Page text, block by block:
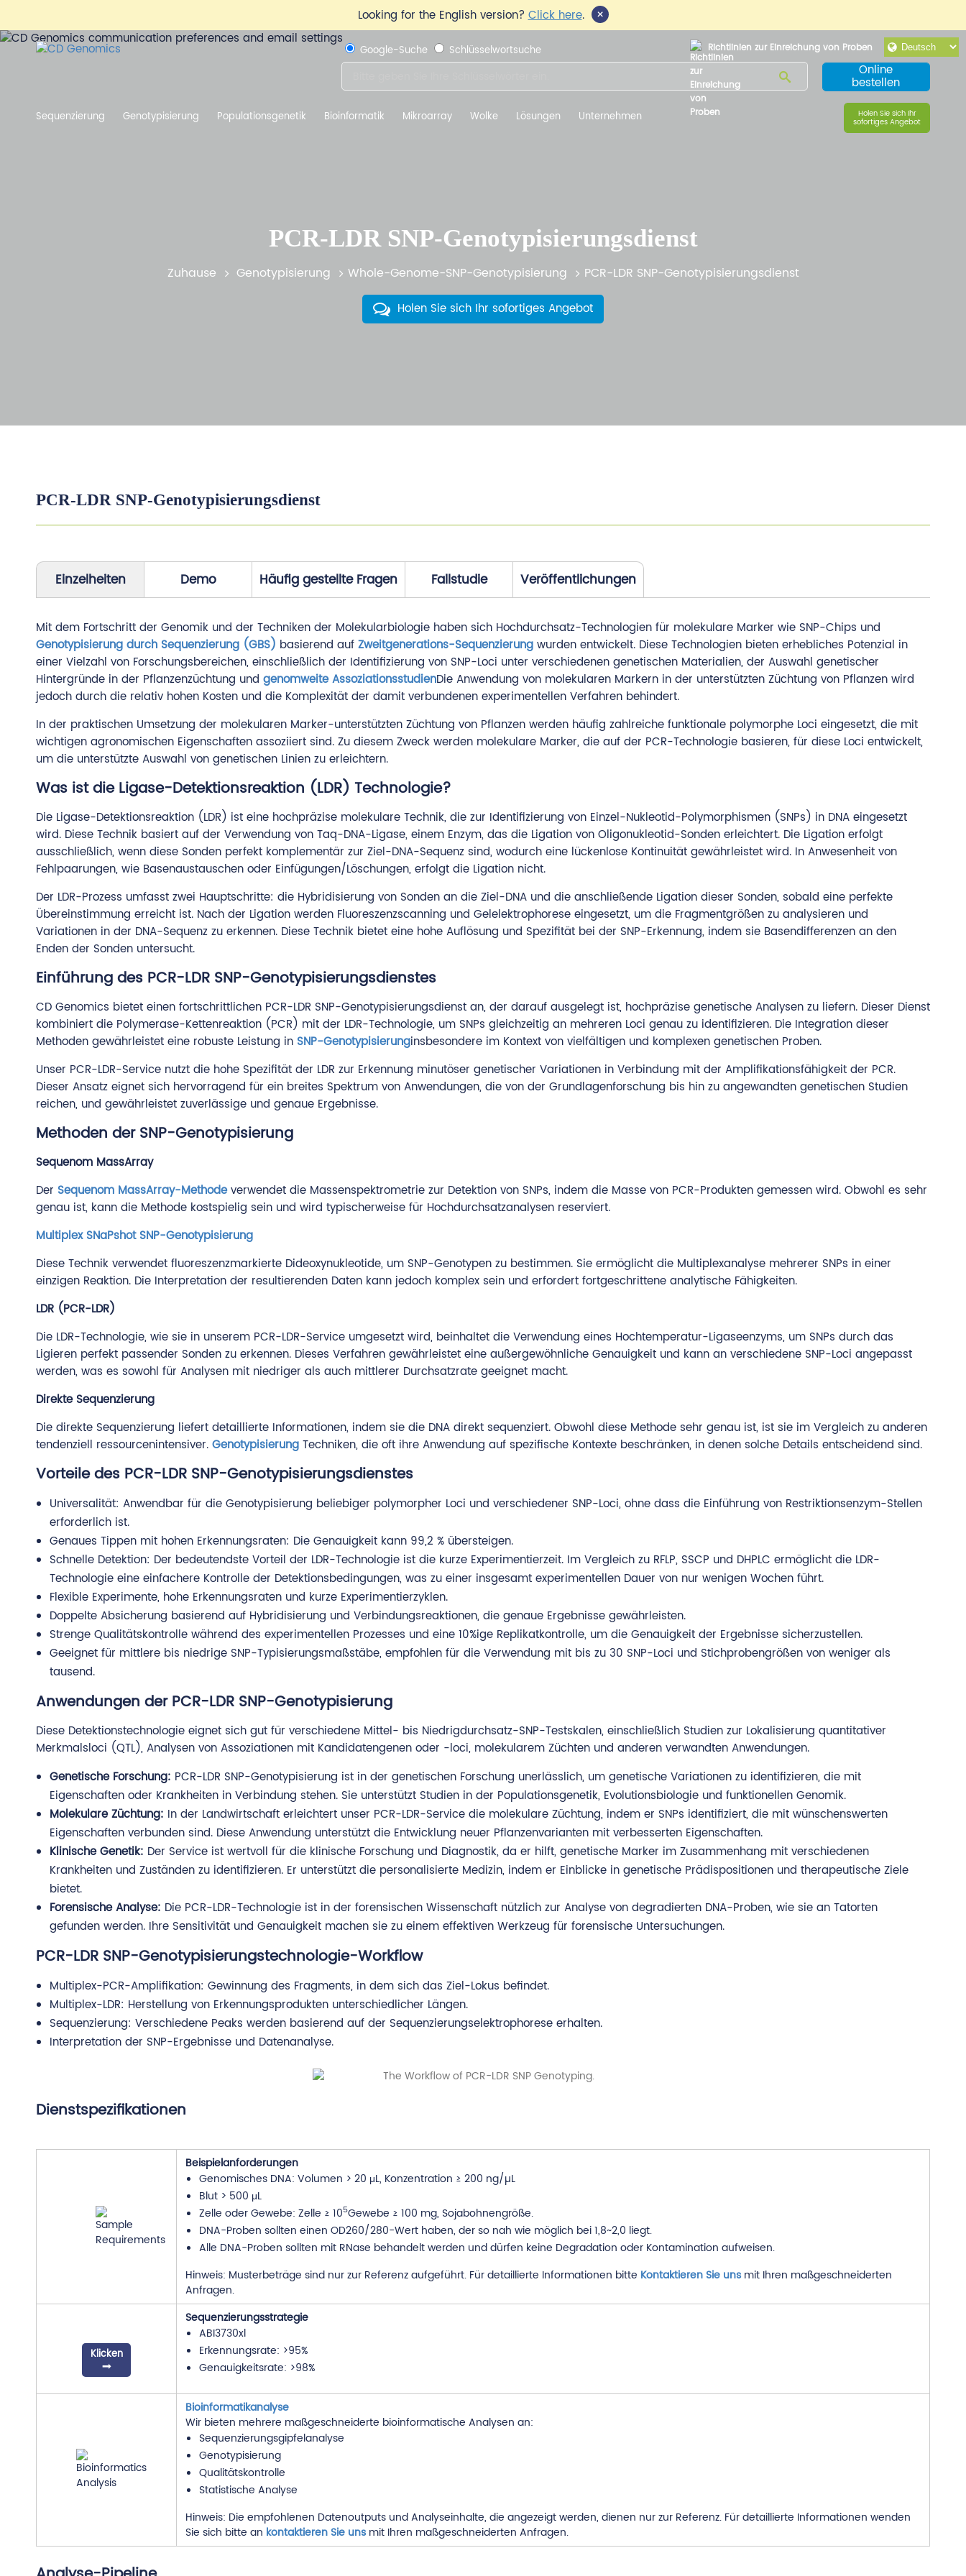
Looking for the English version?Click here. ×
Richtlinien zur Einreichung von Proben
Google-Suche Schlüsselwortsuche
Online
bestellen
Sequenzierung Genotypisierung Populationsgenetik Bioinformatik Mikroarray Wolke Lösungen Unternehmen Holen Sie sich Ihr
sofortiges Angebot
PCR-LDR SNP-Genotypisierungsdienst
Zuhause Genotypisierung Whole-Genome-SNP-Genotypisierung PCR-LDR SNP-Genotypisierungsdienst
Holen Sie sich Ihr sofortiges Angebot
PCR-LDR SNP-Genotypisierungsdienst
Einzelheiten Demo Häufig gestellte Fragen Fallstudie Veröffentlichungen
Mit dem Fortschritt der Genomik und der Techniken der Molekularbiologie haben sich Hochdurchsatz-Technologien für molekulare Marker wie SNP-Chips und
Genotypisierung durch Sequenzierung (GBS) basierend auf Zweitgenerations-Sequenzierung wurden entwickelt. Diese Technologien bieten erhebliches Potenzial in
einer Vielzahl von Forschungsbereichen, einschließlich der Identifizierung von SNP-Loci unter verschiedenen genetischen Materialien, der Auswahl genetischer
Hintergründe in der Pflanzenzüchtung und genomweite AssoziationsstudienDie Anwendung von molekularen Markern in der unterstützten Züchtung von Pflanzen wird
jedoch durch die relativ hohen Kosten und die Komplexität der damit verbundenen experimentellen Verfahren behindert.
In der praktischen Umsetzung der molekularen Marker-unterstützten Züchtung von Pflanzen werden häufig zahlreiche funktionale polymorphe Loci eingesetzt, die mit
wichtigen agronomischen Eigenschaften assoziiert sind. Zu diesem Zweck werden molekulare Marker, die auf der PCR-Technologie basieren, für diese Loci entwickelt,
um die unterstützte Auswahl von genetischen Linien zu erleichtern.
Was ist die Ligase-Detektionsreaktion (LDR) Technologie?
Die Ligase-Detektionsreaktion (LDR) ist eine hochpräzise molekulare Technik, die zur Identifizierung von Einzel-Nukleotid-Polymorphismen (SNPs) in DNA eingesetzt
wird. Diese Technik basiert auf der Verwendung von Taq-DNA-Ligase, einem Enzym, das die Ligation von Oligonukleotid-Sonden erleichtert. Die Ligation erfolgt
ausschließlich, wenn diese Sonden perfekt komplementär zur Ziel-DNA-Sequenz sind, wodurch eine lückenlose Kontinuität gewährleistet wird. In Anwesenheit von
Fehlpaarungen, wie Basenaustauschen oder Einfügungen/Löschungen, erfolgt die Ligation nicht.
Der LDR-Prozess umfasst zwei Hauptschritte: die Hybridisierung von Sonden an die Ziel-DNA und die anschließende Ligation dieser Sonden, sobald eine perfekte
Übereinstimmung erreicht ist. Nach der Ligation werden Fluoreszenzscanning und Gelelektrophorese eingesetzt, um die Fragmentgrößen zu analysieren und
Variationen in der DNA-Sequenz zu erkennen. Diese Technik bietet eine hohe Auflösung und Spezifität bei der SNP-Erkennung, indem sie Basendifferenzen an den
Enden der Sonden untersucht.
Einführung des PCR-LDR SNP-Genotypisierungsdienstes
CD Genomics bietet einen fortschrittlichen PCR-LDR SNP-Genotypisierungsdienst an, der darauf ausgelegt ist, hochpräzise genetische Analysen zu liefern. Dieser Dienst
kombiniert die Polymerase-Kettenreaktion (PCR) mit der LDR-Technologie, um SNPs gleichzeitig an mehreren Loci genau zu identifizieren. Die Integration dieser
Methoden gewährleistet eine robuste Leistung in SNP-Genotypisierunginsbesondere im Kontext von vielfältigen und komplexen genetischen Proben.
Unser PCR-LDR-Service nutzt die hohe Spezifität der LDR zur Erkennung minutöser genetischer Variationen in Verbindung mit der Amplifikationsfähigkeit der PCR.
Dieser Ansatz eignet sich hervorragend für ein breites Spektrum von Anwendungen, die von der Grundlagenforschung bis hin zu angewandten genetischen Studien
reichen, und gewährleistet zuverlässige und genaue Ergebnisse.
Methoden der SNP-Genotypisierung
Sequenom MassArray
Der Sequenom MassArray-Methodeverwendet die Massenspektrometrie zur Detektion von SNPs, indem die Masse von PCR-Produkten gemessen wird. Obwohl es sehr
genau ist, kann die Methode kostspielig sein und wird typischerweise für Hochdurchsatzanalysen reserviert.
Multiplex SNaPshot SNP-Genotypisierung
Diese Technik verwendet fluoreszenzmarkierte Dideoxynukleotide, um SNP-Genotypen zu bestimmen. Sie ermöglicht die Multiplexanalyse mehrerer SNPs in einer
einzigen Reaktion. Die Interpretation der resultierenden Daten kann jedoch komplex sein und erfordert fortgeschrittene analytische Fähigkeiten.
LDR (PCR-LDR)
Die LDR-Technologie, wie sie in unserem PCR-LDR-Service umgesetzt wird, beinhaltet die Verwendung eines Hochtemperatur-Ligaseenzyms, um SNPs durch das
Ligieren perfekt passender Sonden zu erkennen. Dieses Verfahren gewährleistet eine außergewöhnliche Genauigkeit und kann an verschiedene SNP-Loci angepasst
werden, was es sowohl für Analysen mit niedriger als auch mittlerer Durchsatzrate geeignet macht.
Direkte Sequenzierung
Die direkte Sequenzierung liefert detaillierte Informationen, indem sie die DNA direkt sequenziert. Obwohl diese Methode sehr genau ist, ist sie im Vergleich zu anderen
tendenziell ressourcenintensiver. Genotypisierung Techniken, die oft ihre Anwendung auf spezifische Kontexte beschränken, in denen solche Details entscheidend sind.
Vorteile des PCR-LDR SNP-Genotypisierungsdienstes
Universalität: Anwendbar für die Genotypisierung beliebiger polymorpher Loci und verschiedener SNP-Loci, ohne dass die Einführung von Restriktionsenzym-Stellen
erforderlich ist.
Genaues Tippen mit hohen Erkennungsraten: Die Genauigkeit kann 99,2 % übersteigen.
Schnelle Detektion: Der bedeutendste Vorteil der LDR-Technologie ist die kurze Experimentierzeit. Im Vergleich zu RFLP, SSCP und DHPLC ermöglicht die LDR-
Technologie eine einfachere Kontrolle der Detektionsbedingungen, was zu einer insgesamt experimentellen Dauer von nur wenigen Wochen führt.
Flexible Experimente, hohe Erkennungsraten und kurze Experimentierzyklen.
Doppelte Absicherung basierend auf Hybridisierung und Verbindungsreaktionen, die genaue Ergebnisse gewährleisten.
Strenge Qualitätskontrolle während des experimentellen Prozesses und eine 10%ige Replikatkontrolle, um die Genauigkeit der Ergebnisse sicherzustellen.
Geeignet für mittlere bis niedrige SNP-Typisierungsmaßstäbe, empfohlen für die Verwendung mit bis zu 30 SNP-Loci und Stichprobengrößen von weniger als
tausend.
Anwendungen der PCR-LDR SNP-Genotypisierung
Diese Detektionstechnologie eignet sich gut für verschiedene Mittel- bis Niedrigdurchsatz-SNP-Testskalen, einschließlich Studien zur Lokalisierung quantitativer
Merkmalsloci (QTL), Analysen von Assoziationen mit Kandidatengenen oder -loci, molekularem Züchten und anderen verwandten Anwendungen.
Genetische Forschung: PCR-LDR SNP-Genotypisierung ist in der genetischen Forschung unerlässlich, um genetische Variationen zu identifizieren, die mit
Eigenschaften oder Krankheiten in Verbindung stehen. Sie unterstützt Studien in der Populationsgenetik, Evolutionsbiologie und funktionellen Genomik.
Molekulare Züchtung: In der Landwirtschaft erleichtert unser PCR-LDR-Service die molekulare Züchtung, indem er SNPs identifiziert, die mit wünschenswerten
Eigenschaften verbunden sind. Diese Anwendung unterstützt die Entwicklung neuer Pflanzenvarianten mit verbesserten Eigenschaften.
Klinische Genetik: Der Service ist wertvoll für die klinische Forschung und Diagnostik, da er hilft, genetische Marker im Zusammenhang mit verschiedenen
Krankheiten und Zuständen zu identifizieren. Er unterstützt die personalisierte Medizin, indem er Einblicke in genetische Prädispositionen und therapeutische Ziele
bietet.
Forensische Analyse: Die PCR-LDR-Technologie ist in der forensischen Wissenschaft nützlich zur Analyse von degradierten DNA-Proben, wie sie an Tatorten
gefunden werden. Ihre Sensitivität und Genauigkeit machen sie zu einem effektiven Werkzeug für forensische Untersuchungen.
PCR-LDR SNP-Genotypisierungstechnologie-Workflow
Multiplex-PCR-Amplifikation: Gewinnung des Fragments, in dem sich das Ziel-Lokus befindet.
Multiplex-LDR: Herstellung von Erkennungsprodukten unterschiedlicher Längen.
Sequenzierung: Verschiedene Peaks werden basierend auf der Sequenzierungselektrophorese erhalten.
Interpretation der SNP-Ergebnisse und Datenanalyse.
Dienstspezifikationen
Beispielanforderungen
Genomisches DNA: Volumen > 20 μL, Konzentration ≥ 200 ng/µL
Blut > 500 μL
Zelle oder Gewebe: Zelle ≥ 105Gewebe ≥ 100 mg, Sojabohnengröße.
DNA-Proben sollten einen OD260/280-Wert haben, der so nah wie möglich bei 1,8~2,0 liegt.
Alle DNA-Proben sollten mit RNase behandelt werden und dürfen keine Degradation oder Kontamination aufweisen.
Hinweis: Musterbeträge sind nur zur Referenz aufgeführt. Für detaillierte Informationen bitte Kontaktieren Sie unsmit Ihren maßgeschneiderten
Anfragen.
Klicken
Sequenzierungsstrategie
ABI3730xl
Erkennungsrate: >95%
Genauigkeitsrate: >98%
Bioinformatikanalyse
Wir bieten mehrere maßgeschneiderte bioinformatische Analysen an:
Sequenzierungsgipfelanalyse
Genotypisierung
Qualitätskontrolle
Statistische Analyse
Hinweis: Die empfohlenen Datenoutputs und Analyseinhalte, die angezeigt werden, dienen nur zur Referenz. Für detaillierte Informationen wenden
Sie sich bitte an kontaktieren Sie unsmit Ihren maßgeschneiderten Anfragen.